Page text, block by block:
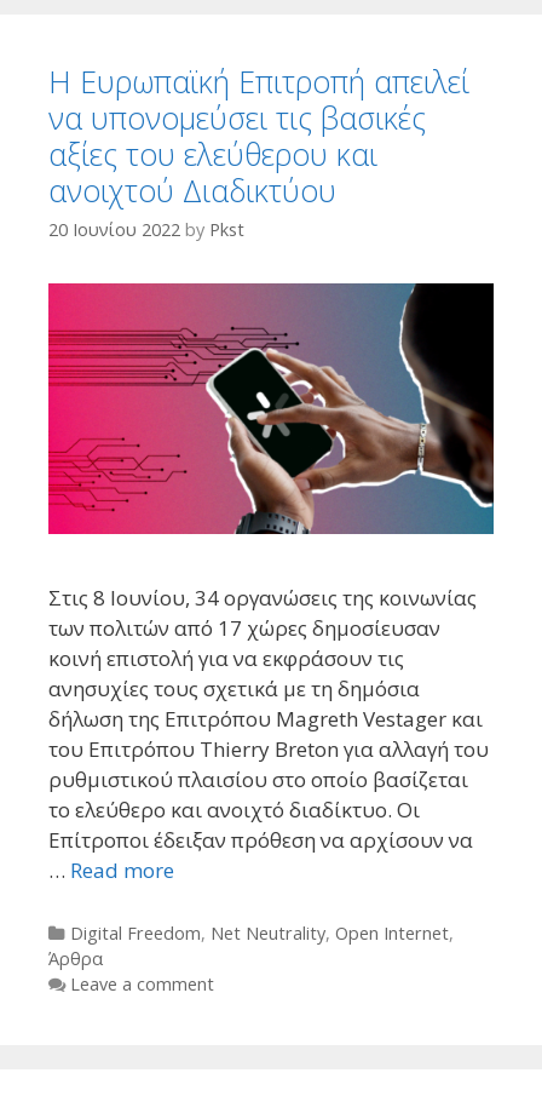
Η Ευρωπαϊκή Επιτροπή απειλεί
να υπονομεύσει τις βασικές
αξίες του ελεύθερου και
ανοιχτού Διαδικτύου
20 Ιουνίου 2022 by Pkst
Στις 8 Ιουνίου, 34 οργανώσεις της κοινωνίας
των πολιτών από 17 χώρες δημοσίευσαν
κοινή επιστολή για να εκφράσουν τις
ανησυχίες τους σχετικά με τη δημόσια
δήλωση της Επιτρόπου Magreth Vestager και
του Επιτρόπου Thierry Breton για αλλαγή του
ρυθμιστικού πλαισίου στο οποίο βασίζεται
το ελεύθερο και ανοιχτό διαδίκτυο. Οι
Επίτροποι έδειξαν πρόθεση να αρχίσουν να
… Read more
Categories
Digital Freedom, Net Neutrality, Open Internet,
Άρθρα
Leave a comment